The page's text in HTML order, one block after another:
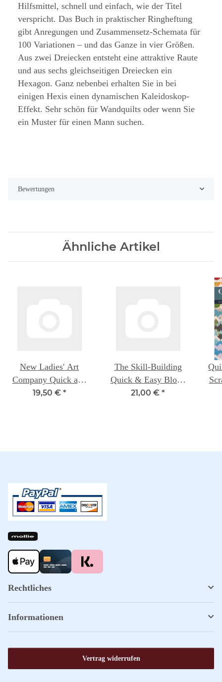
Hilfsmittel, schnell und einfach, wie der Titel
verspricht. Das Buch in praktischer Ringheftung
gibt Anregungen und Zusammensetz-Schemata für
100 Variationen – und das Ganze in vier Größen.
Aus zwei Dreiecken entsteht eine attraktive Raute
und aus sechs gleichseitigen Dreiecken ein
Hexagon. Ganz nebenbei erhalten Sie in bei
einigen Hexis einen dynamischen Kaleidoskop-
Effekt. Sehr schön für Wandquilts oder wenn Sie
ein Muster für einen Mann suchen.
Bewertungen
Ähnliche Artikel
New Ladies' Art
Company Quick and
Easy Block Tool, The
19,50 € *
The Skill-Building
Quick & Easy Block
Tool - 110 Quilt
21,00 € *
Rechtliches
Informationen
Vertrag widerrufen